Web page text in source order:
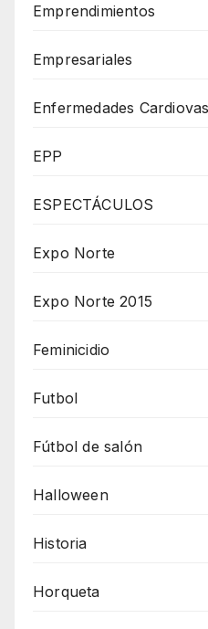
Emprendimientos
Empresariales
Enfermedades
EPP
ESPECTÁCULOS
Expo Norte
Expo Norte 2015
Feminicidio
Futbol
Fútbol de salón
Halloween
Historia
Horqueta